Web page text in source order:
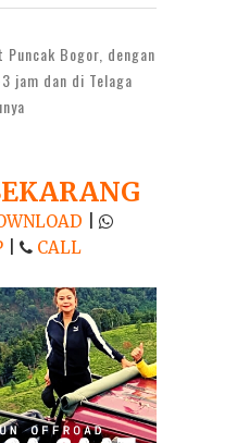
Bogor, dengan
jam dan di Telaga
CALL